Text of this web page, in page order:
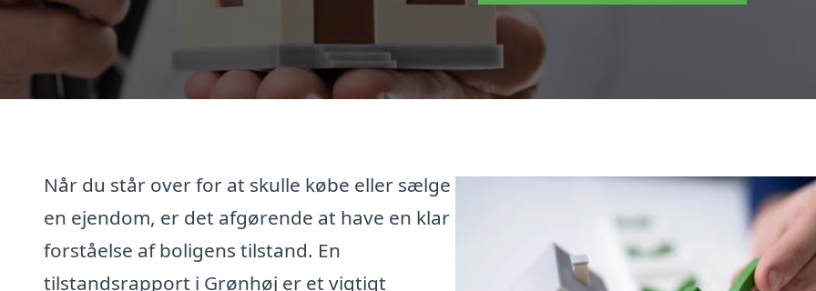
Når du står over for at skulle købe eller sælge
en ejendom, er det afgørende at have en klar
forståelse af boligens tilstand. En
tilstandsrapport i Grønhøj er et vigtigt